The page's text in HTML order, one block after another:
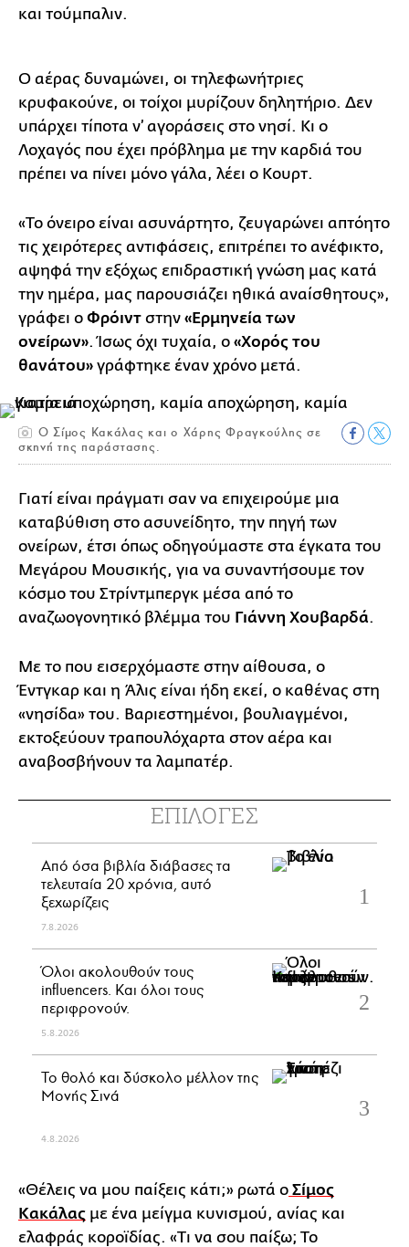
και τούμπαλιν.
Ο αέρας δυναμώνει, οι τηλεφωνήτριες
κρυφακούνε, οι τοίχοι μυρίζουν δηλητήριο. Δεν
υπάρχει τίποτα ν’ αγοράσεις στο νησί. Κι ο
Λοχαγός που έχει πρόβλημα με την καρδιά του
πρέπει να πίνει μόνο γάλα, λέει ο Κουρτ.
«Το όνειρο είναι ασυνάρτητο, ζευγαρώνει απτόητο
τις χειρότερες αντιφάσεις, επιτρέπει το ανέφικτο,
αψηφά την εξόχως επιδραστική γνώση μας κατά
την ημέρα, μας παρουσιάζει ηθικά αναίσθητους»,
γράφει ο Φρόιντ στην «Ερμηνεία των
ονείρων». Ίσως όχι τυχαία, ο «Χορός του
θανάτου» γράφτηκε έναν χρόνο μετά.
Ο Σίμος Κακάλας και ο Χάρης Φραγκούλης σε
σκηνή της παράστασης.
Γιατί είναι πράγματι σαν να επιχειρούμε μια
καταβύθιση στο ασυνείδητο, την πηγή των
ονείρων, έτσι όπως οδηγούμαστε στα έγκατα του
Μεγάρου Μουσικής, για να συναντήσουμε τον
κόσμο του Στρίντμπεργκ μέσα από το
αναζωογονητικό βλέμμα του Γιάννη Χουβαρδά.
Με το που εισερχόμαστε στην αίθουσα, ο
Έντγκαρ και η Άλις είναι ήδη εκεί, ο καθένας στη
«νησίδα» του. Βαριεστημένοι, βουλιαγμένοι,
εκτοξεύουν τραπουλόχαρτα στον αέρα και
αναβοσβήνουν τα λαμπατέρ.
ΕΠΙΛΟΓΕΣ
Από όσα βιβλία διάβασες τα
τελευταία 20 χρόνια, αυτό
ξεχωρίζεις
7.8.2026
Όλοι ακολουθούν τους
influencers. Και όλοι τους
περιφρονούν.
5.8.2026
Το θολό και δύσκολο μέλλον της
Μονής Σινά
4.8.2026
«Θέλεις να μου παίξεις κάτι;» ρωτά ο Σίμος
Κακάλας με ένα μείγμα κυνισμού, ανίας και
ελαφράς κοροϊδίας. «Τι να σου παίξω; Το